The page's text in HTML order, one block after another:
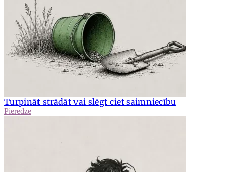
Turpināt strādāt vai slēgt ciet saimniecību
Pieredze